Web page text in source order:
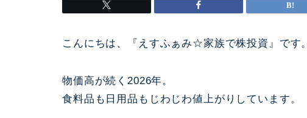
こんにちは、『えすふぁみ☆家族で株投資』です。
物価高が続く2026年。
食料品も日用品もじわじわ値上がりしています。